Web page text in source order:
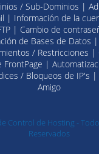
/ Sub-Dominios |
| Información de la
| Cambio de
de Bases de Datos
/ Restricciones |
FrontPage |
/ Bloqueos de IP's
Amigo
Control de Hosting -
Reservados